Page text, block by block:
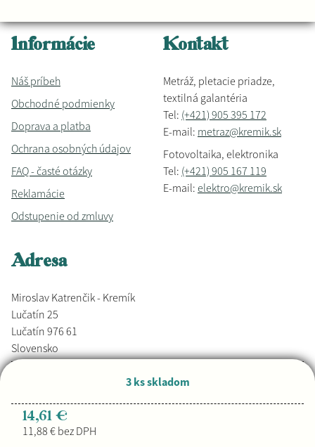
3 ks skladom
14,61 €
11,88 € bez DPH
Informácie
Náš príbeh
Obchodné podmienky
Doprava a platba
Ochrana osobných údajov
FAQ - časté otázky
Reklamácie
Odstupenie od zmluvy
Kontakt
Metráž, pletacie priadze,
textilná galantéria
Tel: (+421) 905 395 172
E-mail: metraz@kremik.sk
Fotovoltaika, elektronika
Tel: (+421) 905 167 119
E-mail: elektro@kremik.sk
Adresa
Miroslav Katrenčik - Kremík
Lučatín 25
Lučatín 976 61
Slovensko